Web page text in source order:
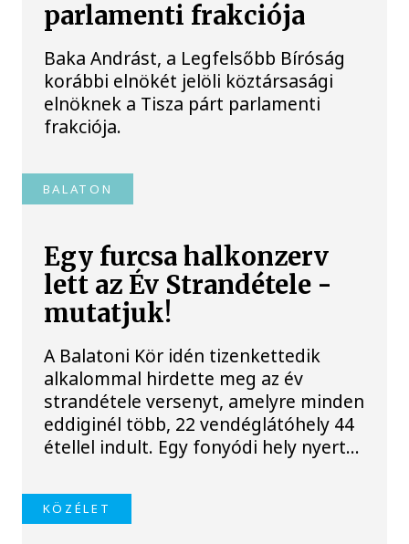
parlamenti frakciója
Baka Andrást, a Legfelsőbb Bíróság
korábbi elnökét jelöli köztársasági
elnöknek a Tisza párt parlamenti
frakciója.
BALATON
Egy furcsa halkonzerv
lett az Év Strandétele -
mutatjuk!
A Balatoni Kör idén tizenkettedik
alkalommal hirdette meg az év
strandétele versenyt, amelyre minden
eddiginél több, 22 vendéglátóhely 44
étellel indult. Egy fonyódi hely nyert...
KÖZÉLET